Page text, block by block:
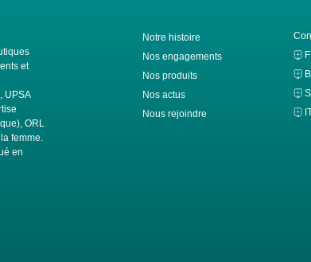
et
UPSA
ORL
femme.
en
Notre histoire
Nos engagements
Nos produits
Nos actus
Nous rejoindre